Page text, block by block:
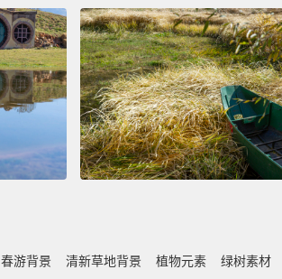
春游背景 清新草地背景 植物元素
绿树素材